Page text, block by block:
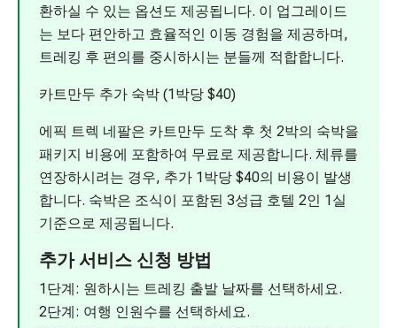
환하실 수 있는 옵션도 제공됩니다. 이 업그레이드
는 보다 편안하고 효율적인 이동 경험을 제공하며,
트레킹 후 편의를 중시하시는 분들께 적합합니다.
카트만두 추가 숙박 (1박당 $40)
에픽 트렉 네팔은 카트만두 도착 후 첫 2박의 숙박을
패키지 비용에 포함하여 무료로 제공합니다. 체류를
연장하시려는 경우, 추가 1박당 $40의 비용이 발생
합니다. 숙박은 조식이 포함된 3성급 호텔 2인 1실
기준으로 제공됩니다.
추가 서비스 신청 방법
1단계: 원하시는 트레킹 출발 날짜를 선택하세요.
2단계: 여행 인원수를 선택하세요.